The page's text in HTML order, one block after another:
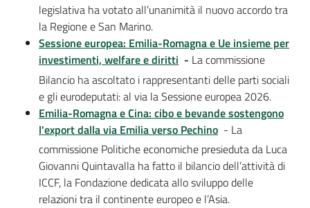
legislativa ha votato all’unanimità il nuovo accordo tra
la Regione e San Marino.
Sessione europea: Emilia-Romagna e Ue insieme per
investimenti, welfare e diritti - La commissione
Bilancio ha ascoltato i rappresentanti delle parti sociali
e gli eurodeputati: al via la Sessione europea 2026.
Emilia-Romagna e Cina: cibo e bevande sostengono
l'export dalla via Emilia verso Pechino - La
commissione Politiche economiche presieduta da Luca
Giovanni Quintavalla ha fatto il bilancio dell’attività di
ICCF, la Fondazione dedicata allo sviluppo delle
relazioni tra il continente europeo e l’Asia.